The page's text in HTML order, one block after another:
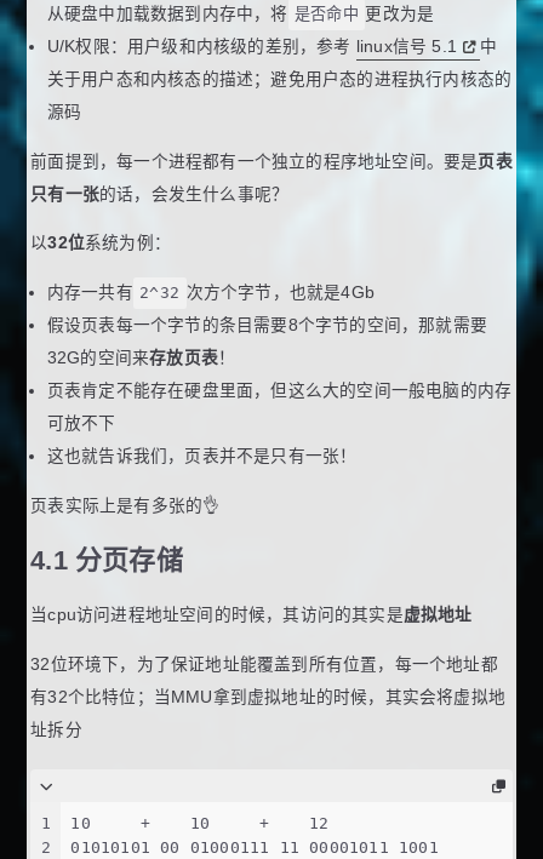
从硬盘中加载数据到内存中，将 是否命中 更改为是
U/K权限：用户级和内核级的差别，参考
linux信号 5.1
中
关于用户态和内核态的描述；避免用户态的进程执行内核态的
源码
前面提到，每一个进程都有一个独立的程序地址空间。要是 页表
只有一张的话，会发生什么事呢？
以32位系统为例：
内存一共有 2^32 次方个字节，也就是4Gb
假设页表每一个字节的条目需要8个字节的空间，那就需要
32G的空间来存放页表！
页表肯定不能存在硬盘里面，但这么大的空间一般电脑的内存
可放不下
这也就告诉我们，页表并不是只有一张！
页表实际上是有多张的👌
4.1 分页存储
当cpu访问进程地址空间的时候，其访问的其实是虚拟地址
32位环境下，为了保证地址能覆盖到所有位置，每一个地址都
有32个比特位；当MMU拿到虚拟地址的时候，其实会将虚拟地
址拆分
1
2
10     +    10     +    12
01010101 00 01000111 11 00001011 1001